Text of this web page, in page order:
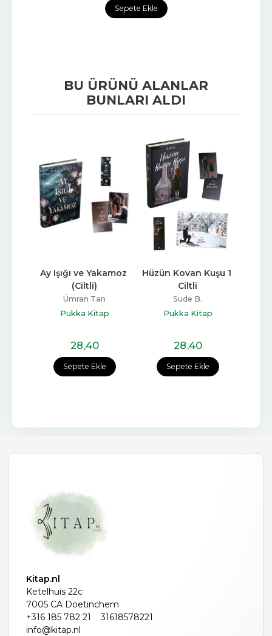
Sepete Ekle
BU ÜRÜNÜ ALANLAR
BUNLARI ALDI
Sepete Ekle
Ay Işığı ve Yakamoz
(Ciltli)
Ümran Tan
Pukka Kitap
28,40
Sepete Ekle
Hüzün Kovan Kuşu 1
Ciltli
Sude B.
Pukka Kitap
28,40
Kitap.nl
Ketelhuis 22c
7005 CA Doetinchem
+316 185 782 21
31618578221
info@kitap.nl